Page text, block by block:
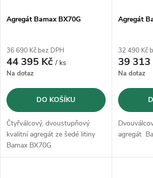
p
r
o
d
u
k
s
r
o
d
u
k
Agregát Bamax BX70G
36 690 Kč bez DPH
44 395 Kč/ ks
Na dotaz
DO KOŠÍKU
Čtyřválcový, dvoustupňový
kvalitní agregát ze šedé litiny
Bamax BX70G
Agregát
32 490 Kč
39
Na dotaz
agregát